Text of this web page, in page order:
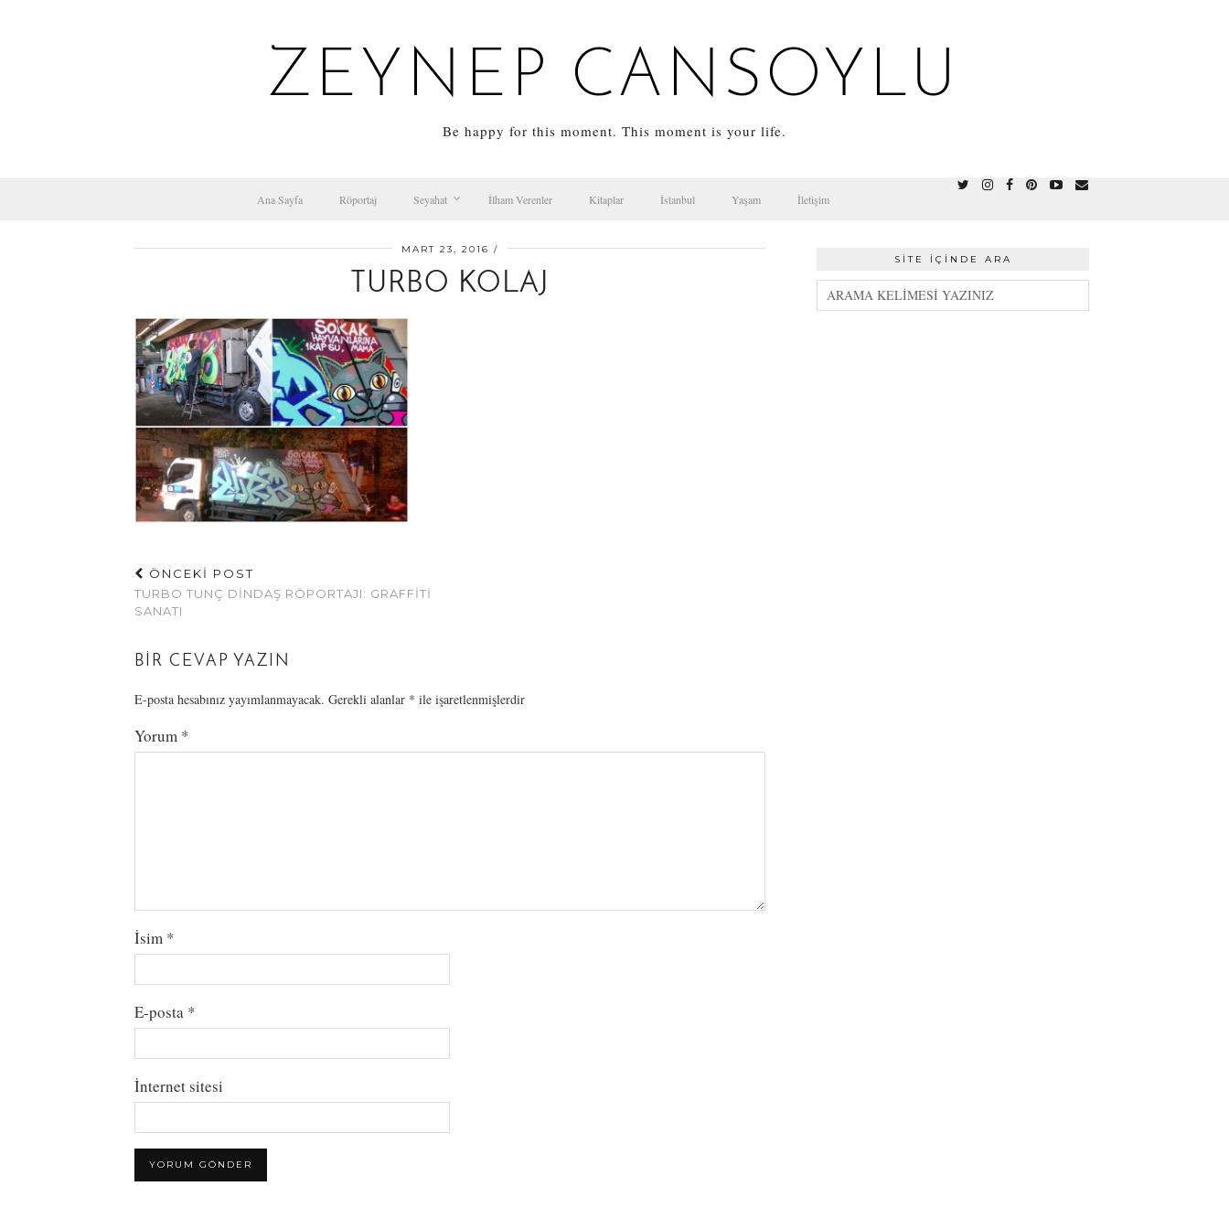
ZEYNEP CANSOYLU
Be happy for this moment. This moment is your life.
Ana Sayfa Röportaj Seyahat İlham Verenler Kitaplar İstanbul Yaşam İletişim
MART 23, 2016
TURBO KOLAJ
ÖNCEKİ POST
TURBO TUNÇ DINDAŞ RÖPORTAJI: GRAFFITI
SANATI
BIR CEVAP YAZIN
E-posta hesabınız yayımlanmayacak. Gerekli alanlar * ile işaretlenmişlerdir
Yorum *
İsim *
E-posta *
İnternet sitesi
SITE İÇINDE ARA